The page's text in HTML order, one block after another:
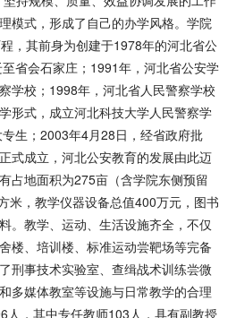
模式，形成了自己的办学风格。学院
，其前身为创建于1978年的河北省公
省会石家庄；1991年，河北省公安学
学校；1998年，河北省人民警察学校
形式，成立河北科技大学人民警察学
生；2003年4月28日，经省政府批
式成立，河北公安教育的发展由此迈
占地面积为275亩（含学院东侧预留
米，教学仪器设备总值400万元，图书
。教学、运动、生活设施齐全，不仅
楼、培训楼、标准运动尝靶场等完备
刑事技术实验室、查缉战术训练尝微
多媒体教室等设施与日常教学的合理
人，其中专任教师103人，具有副教授